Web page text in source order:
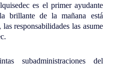
es el primer ayudante
brillante de la mañana está
responsabilidades las asume
subadministraciones del